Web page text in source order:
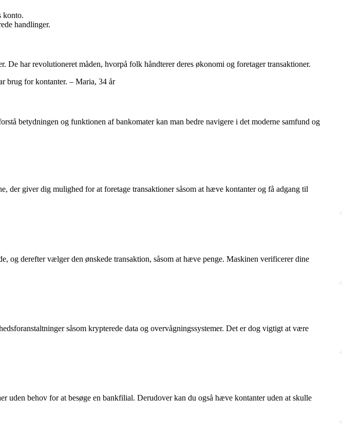
konto.
handlinger.
har revolutioneret måden, hvorpå folk håndterer deres økonomi og foretager transaktioner.
brug for kontanter. – Maria, 34 år
betydningen og funktionen af bankomater kan man bedre navigere i det moderne samfund og
der giver dig mulighed for at foretage transaktioner såsom at hæve kontanter og få adgang til
derefter vælger den ønskede transaktion, såsom at hæve penge. Maskinen verificerer dine
såsom krypterede data og overvågningssystemer. Det er dog vigtigt at være
uden behov for at besøge en bankfilial. Derudover kan du også hæve kontanter uden at skulle